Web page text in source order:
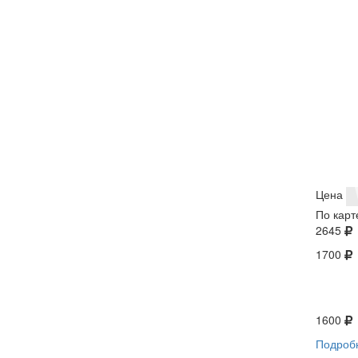
Цена
По
2645
1700
1600